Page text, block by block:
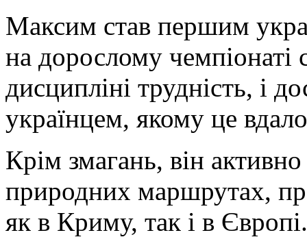
Максим став першим
на дорослому чемпіонаті
дисципліні трудність, і
українцем, якому це
Крім змагань, він
природних маршрутах,
як в Криму, так і в Європі.